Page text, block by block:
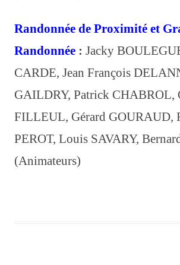
Randonnée de Proximité et
Randonnée : Jacky
CARDE, Jean François
GAILDRY, Patrick CHABROL,
FILLEUL, Gérard GOURAUD,
PEROT, Louis SAVARY,
(Animateurs)